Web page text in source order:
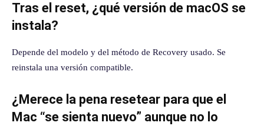
Tras el reset, ¿qué versión de macOS se
instala?
Depende del modelo y del método de Recovery usado. Se
reinstala una versión compatible.
¿Merece la pena resetear para que el
Mac “se sienta nuevo” aunque no lo